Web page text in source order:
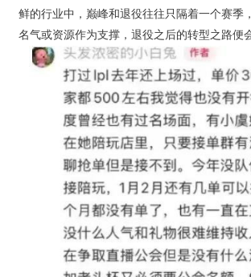
鲜的行业中，巅峰和退役往往只隔着一个赛季
名气或资源作为支撑，退役之后的转型之路便